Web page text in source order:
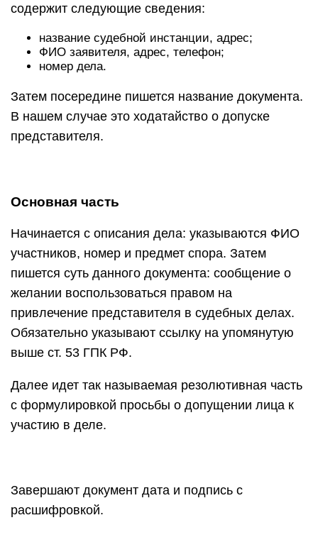
содержит следующие сведения:
название судебной инстанции, адрес;
ФИО заявителя, адрес, телефон;
номер дела.
Затем посередине пишется название документа.
В нашем случае это ходатайство о допуске
представителя.
Основная часть
Начинается с описания дела: указываются ФИО
участников, номер и предмет спора. Затем
пишется суть данного документа: сообщение о
желании воспользоваться правом на
привлечение представителя в судебных делах.
Обязательно указывают ссылку на упомянутую
выше ст. 53 ГПК РФ.
Далее идет так называемая резолютивная часть
с формулировкой просьбы о допущении лица к
участию в деле.
Завершают документ дата и подпись с
расшифровкой.